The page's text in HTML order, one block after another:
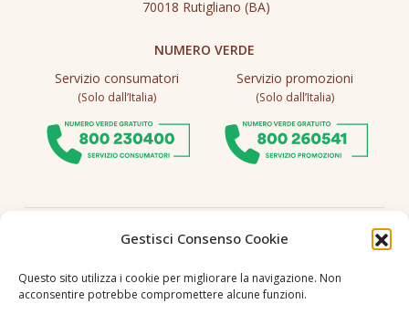
Gestisci Consenso Cookie
Questo sito utilizza i cookie per migliorare la navigazione. Non
acconsentire potrebbe compromettere alcune funzioni.
70018 Rutigliano (BA)
NUMERO VERDE
Servizio consumatori
(Solo dall’Italia)
Servizio promozioni
(Solo dall’Italia)
Seguici